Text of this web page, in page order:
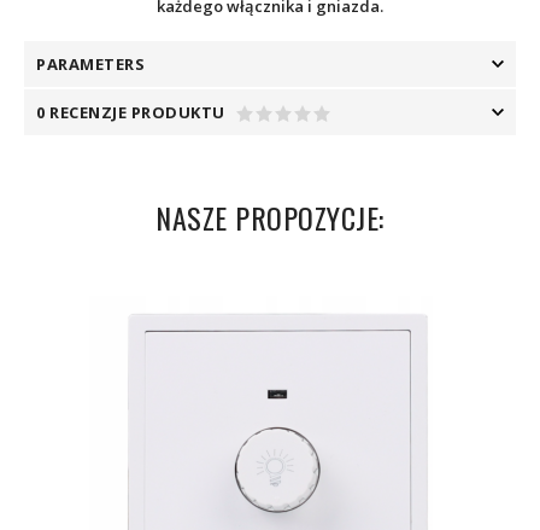
każdego włącznika i gniazda.
PARAMETERS
0 RECENZJE PRODUKTU
NASZE PROPOZYCJE: